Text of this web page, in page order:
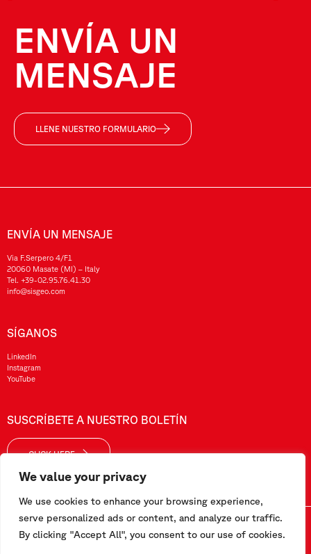
We value your privacy
We use cookies to enhance your browsing experience,
serve personalized ads or content, and analyze our traffic.
By clicking "Accept All", you consent to our use of cookies.
ENVÍA UN
MENSAJE
LLENE NUESTRO FORMULARIO
ENVÍA UN MENSAJE
Via F.Serpero 4/F1
20060 Masate (MI) – Italy
Tel. +39-02.95.76.41.30
info@sisgeo.com
SÍGANOS
LinkedIn
Instagram
YouTube
SUSCRÍBETE A NUESTRO BOLETÍN
CLICK HERE
Sisgeo SRL – VAT No./ CF / Reg. Imp.: 10732420152 – REA: 1413159 – Share Cap. €99.000,00